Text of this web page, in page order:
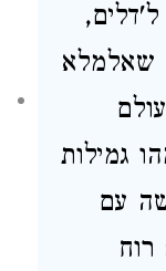
שאלמלא
גמילות
עם
רוח